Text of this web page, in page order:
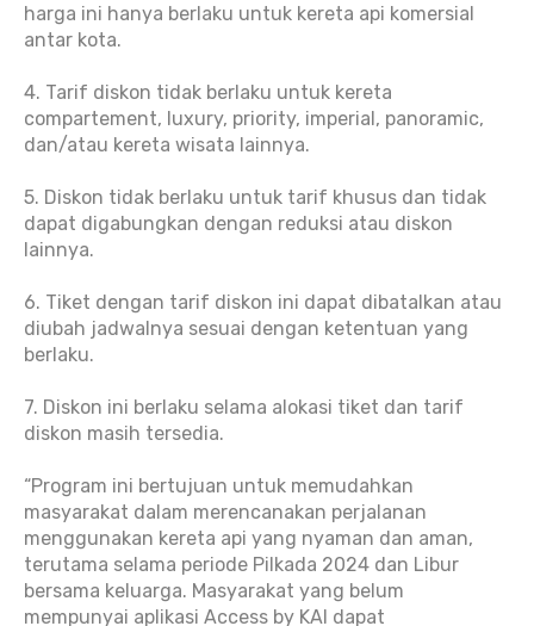
harga ini hanya berlaku untuk kereta api komersial
antar kota.
4. Tarif diskon tidak berlaku untuk kereta
compartement, luxury, priority, imperial, panoramic,
dan/atau kereta wisata lainnya.
5. Diskon tidak berlaku untuk tarif khusus dan tidak
dapat digabungkan dengan reduksi atau diskon
lainnya.
6. Tiket dengan tarif diskon ini dapat dibatalkan atau
diubah jadwalnya sesuai dengan ketentuan yang
berlaku.
7. Diskon ini berlaku selama alokasi tiket dan tarif
diskon masih tersedia.
“Program ini bertujuan untuk memudahkan
masyarakat dalam merencanakan perjalanan
menggunakan kereta api yang nyaman dan aman,
terutama selama periode Pilkada 2024 dan Libur
bersama keluarga. Masyarakat yang belum
mempunyai aplikasi Access by KAI dapat